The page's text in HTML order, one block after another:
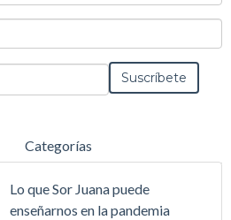
Categorías
Lo que Sor Juana puede
enseñarnos en la pandemia